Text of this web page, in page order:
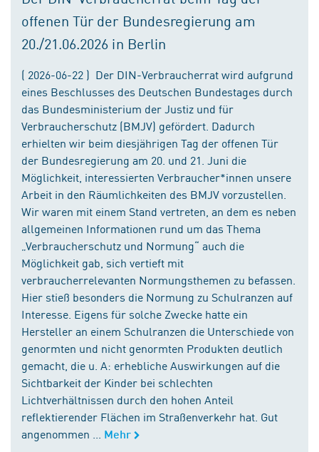
offenen Tür der Bundesregierung am
20./21.06.2026 in Berlin
( 2026-06-22 ) Der DIN-Verbraucherrat wird aufgrund
eines Beschlusses des Deutschen Bundestages durch
das Bundesministerium der Justiz und für
Verbraucherschutz (BMJV) gefördert. Dadurch
erhielten wir beim diesjährigen Tag der offenen Tür
der Bundesregierung am 20. und 21. Juni die
Möglichkeit, interessierten Verbraucher*innen unsere
Arbeit in den Räumlichkeiten des BMJV vorzustellen.
Wir waren mit einem Stand vertreten, an dem es neben
allgemeinen Informationen rund um das Thema
„Verbraucherschutz und Normung“ auch die
Möglichkeit gab, sich vertieft mit
verbraucherrelevanten Normungsthemen zu befassen.
Hier stieß besonders die Normung zu Schulranzen auf
Interesse. Eigens für solche Zwecke hatte ein
Hersteller an einem Schulranzen die Unterschiede von
genormten und nicht genormten Produkten deutlich
gemacht, die u. A: erhebliche Auswirkungen auf die
Sichtbarkeit der Kinder bei schlechten
Lichtverhältnissen durch den hohen Anteil
reflektierender Flächen im Straßenverkehr hat. Gut
angenommen ...
Mehr